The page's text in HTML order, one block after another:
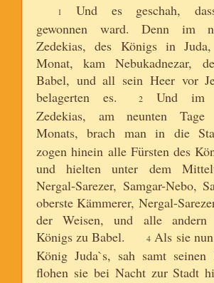
1
Und es geschah,
gewonnen ward. Denn im
Zedekias, des Königs in
Monat, kam Nebukadnezar,
Babel, und all sein Heer vor
belagerten es.
2
Und im
Zedekias, am neunten
Monats, brach man in die
zogen hinein alle Fürsten des
und hielten unter dem
Nergal-Sarezer, Samgar-Nebo,
oberste Kämmerer, Nergal-
der Weisen, und alle andern
Königs zu Babel.
4 Als sie
König Juda`s, sah samt seinen
flohen sie bei Nacht zur Stadt